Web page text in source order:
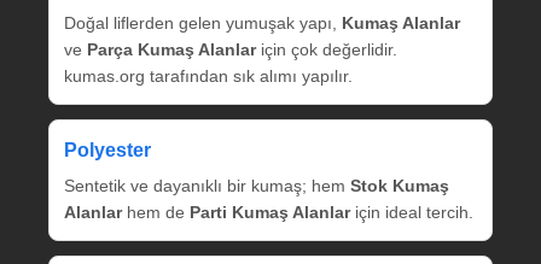
Doğal liflerden gelen yumuşak yapı, Kumaş Alanlar
ve Parça Kumaş Alanlariçin çok değerlidir.
kumas.org tarafından sık alımı yapılır.
Polyester
Sentetik ve dayanıklı bir kumaş; hem Stok Kumaş
Alanlarhem de Parti Kumaş Alanlariçin ideal tercih.